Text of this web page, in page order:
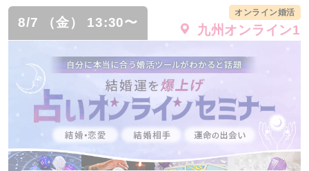
8/7 （金） 13:30〜
オンライン婚活
九州オンライン1